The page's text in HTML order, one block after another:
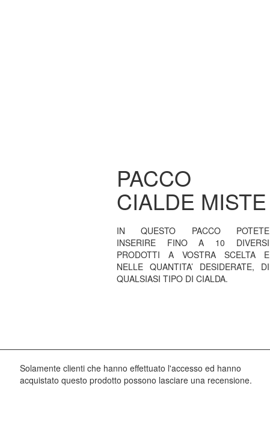
PACCO
CIALDE MISTE
IN QUESTO PACCO POTETE
INSERIRE FINO A 10 DIVERSI
PRODOTTI A VOSTRA SCELTA E
NELLE QUANTITA’ DESIDERATE, DI
QUALSIASI TIPO DI CIALDA.
Solamente clienti che hanno effettuato l'accesso ed hanno
acquistato questo prodotto possono lasciare una recensione.